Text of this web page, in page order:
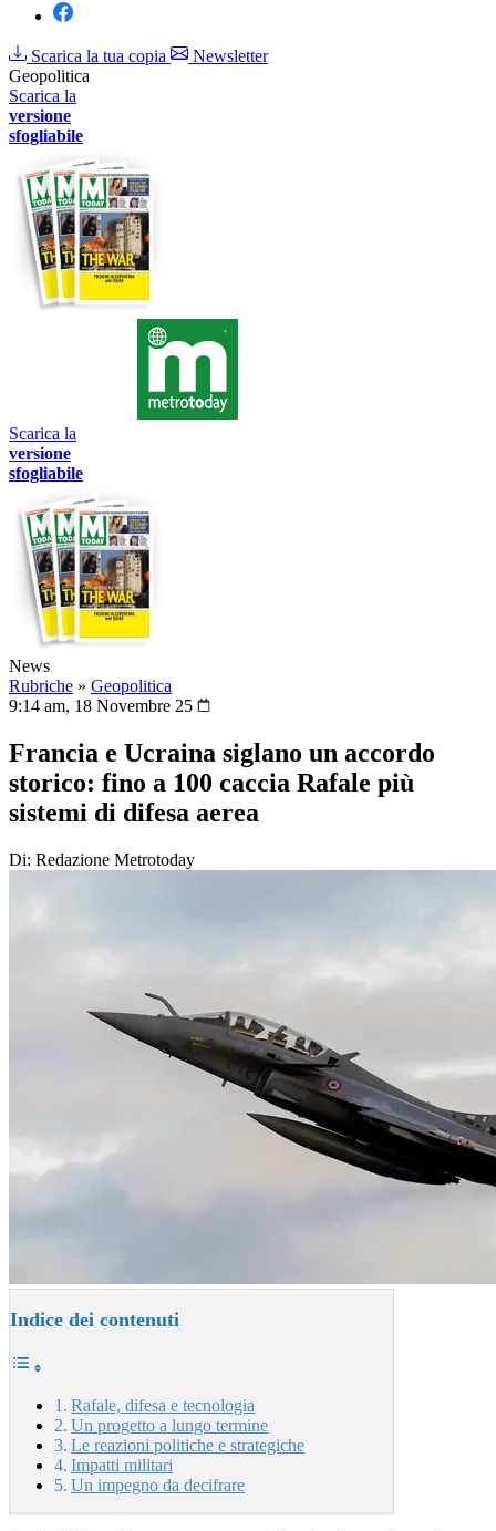
Scarica la tua copia
Newsletter
Geopolitica
Scarica la
versione
sfogliabile
Scarica la
versione
sfogliabile
News
Rubriche » Geopolitica
9:14 am, 18 Novembre 25
Francia e Ucraina siglano un accordo
storico: fino a 100 caccia Rafale più
sistemi di difesa aerea
Di: Redazione Metrotoday
Indice dei contenuti
Rafale, difesa e tecnologia
Un progetto a lungo termine
Le reazioni politiche e strategiche
Impatti militari
Un impegno da decifrare